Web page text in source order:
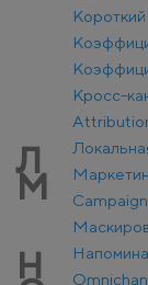
Короткий
Кросс-
Л
М
Н